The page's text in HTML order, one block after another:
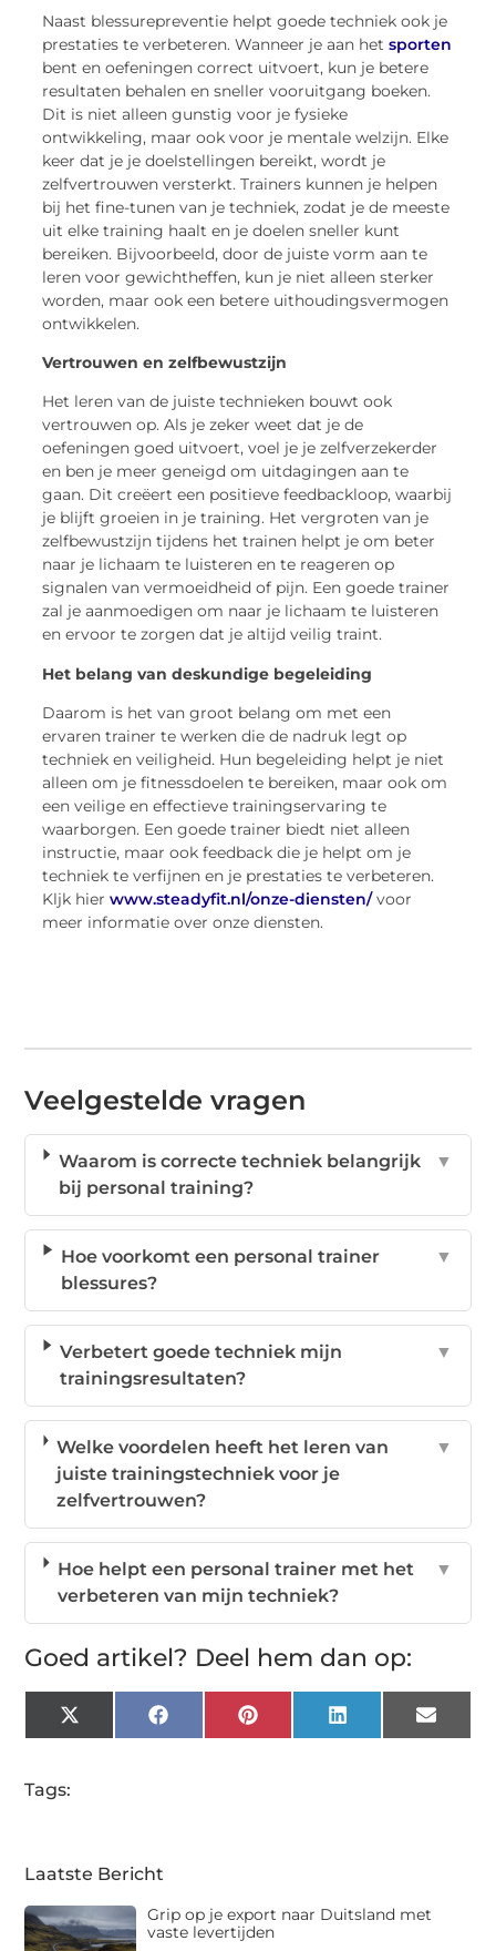
Naast blessurepreventie helpt goede techniek ook je
prestaties te verbeteren. Wanneer je aan hetsporten
bent en oefeningen correct uitvoert, kun je betere
resultaten behalen en sneller vooruitgang boeken.
Dit is niet alleen gunstig voor je fysieke
ontwikkeling, maar ook voor je mentale welzijn. Elke
keer dat je je doelstellingen bereikt, wordt je
zelfvertrouwen versterkt. Trainers kunnen je helpen
bij het fine-tunen van je techniek, zodat je de meeste
uit elke training haalt en je doelen sneller kunt
bereiken. Bijvoorbeeld, door de juiste vorm aan te
leren voor gewichtheffen, kun je niet alleen sterker
worden, maar ook een betere uithoudingsvermogen
ontwikkelen.
Vertrouwen en zelfbewustzijn
Het leren van de juiste technieken bouwt ook
vertrouwen op. Als je zeker weet dat je de
oefeningen goed uitvoert, voel je je zelfverzekerder
en ben je meer geneigd om uitdagingen aan te
gaan. Dit creëert een positieve feedbackloop, waarbij
je blijft groeien in je training. Het vergroten van je
zelfbewustzijn tijdens het trainen helpt je om beter
naar je lichaam te luisteren en te reageren op
signalen van vermoeidheid of pijn. Een goede trainer
zal je aanmoedigen om naar je lichaam te luisteren
en ervoor te zorgen dat je altijd veilig traint.
Het belang van deskundige begeleiding
Daarom is het van groot belang om met een
ervaren trainer te werken die de nadruk legt op
techniek en veiligheid. Hun begeleiding helpt je niet
alleen om je fitnessdoelen te bereiken, maar ook om
een veilige en effectieve trainingservaring te
waarborgen. Een goede trainer biedt niet alleen
instructie, maar ook feedback die je helpt om je
techniek te verfijnen en je prestaties te verbeteren.
Kljk hierwww.steadyfit.nl/onze-diensten/voor
meer informatie over onze diensten.
Veelgestelde vragen
Waarom is correcte techniek belangrijk
bij personal training?
▼
Hoe voorkomt een personal trainer
blessures?
▼
Verbetert goede techniek mijn
trainingsresultaten?
▼
Welke voordelen heeft het leren van
juiste trainingstechniek voor je
zelfvertrouwen?
▼
Hoe helpt een personal trainer met het
verbeteren van mijn techniek?
▼
Goed artikel? Deel hem dan op:
X
(Twitter)
FacebookPinterestLinkedIn Email
Tags:
Laatste Bericht
Grip op je export naar Duitsland met
vaste levertijden